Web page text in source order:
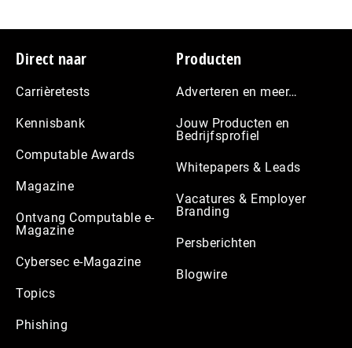
Footer
Direct naar
Carrièretests
Kennisbank
Computable Awards
Magazine
Ontvang Computable e-
Magazine
Cybersec e-Magazine
Topics
Phishing
Producten
Adverteren en meer…
Jouw Producten en
Bedrijfsprofiel
Whitepapers & Leads
Vacatures & Employer
Branding
Persberichten
Blogwire